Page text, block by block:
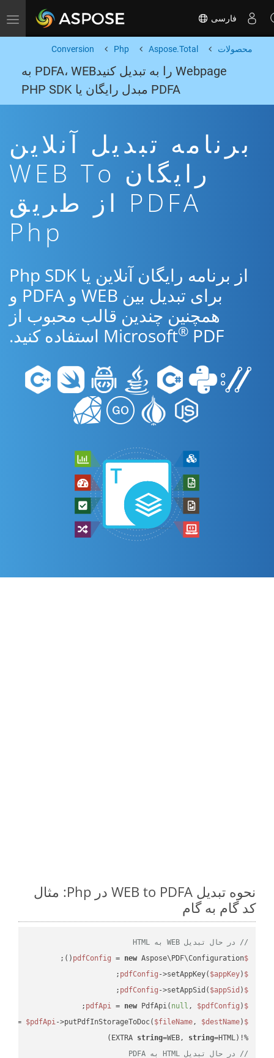
Toggle navigation فارسی
محصولات Aspose.Total
Php
Conversion
Webpage را به تبدیل کنیدPDFA، WEB به
PDFA مبدل رایگان یا PHP SDK
برنامه تبدیل آنلاین
رایگان WEB To
PDFA از طریق
Php
از برنامه رایگان آنلاین یا Php SDK
برای تبدیل بین WEB و PDFA و
همچنین چندین قالب محبوب از
Microsoft® PDF استفاده کنید.
نحوه تبدیل WEB to PDFA در Php: مثال
کد گام به گام
// در حال تبدیل WEB به HTML
$pdfConfig
= new Aspose\PDF\Configuration();
$pdfConfig
->setAppKey( $appKey);
$pdfConfig
->setAppSid( $appSid );
$pdfApi
= new PdfApi( null , $pdfConfig );
$response
= $pdfApi->putPdfInStorageToDoc( $fileName, $destName
%!(EXTRA
string=WEB, string=HTML)
// در حال تبدیل HTML به PDFA